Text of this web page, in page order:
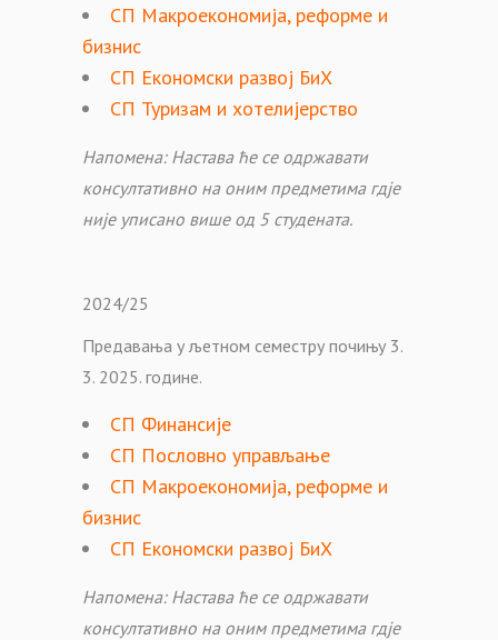
СП Макроекономија, реформе и
бизнис
СП Економски развој БиХ
СП Туризам и хотелијерство
Напомена: Настава ће се одржавати
консултативно на оним предметима гдје
није уписано више од 5 студената.
2024/25
Предавања у љетном семестру почињу 3.
3. 2025. године.
СП Финансије
СП Пословно управљање
СП Макроекономија, реформе и
бизнис
СП Економски развој БиХ
Напомена: Настава ће се одржавати
консултативно на оним предметима гдје